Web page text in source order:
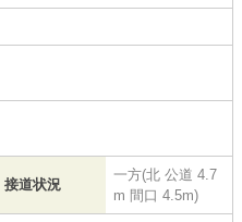
接道状況
一方(北 公道 4.7
m 間口 4.5m)